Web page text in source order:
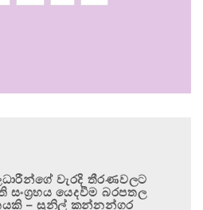
වැරදි තීරණවලට
යෙදවීම බරපතල
– සුනිල් කන්නන්ගර